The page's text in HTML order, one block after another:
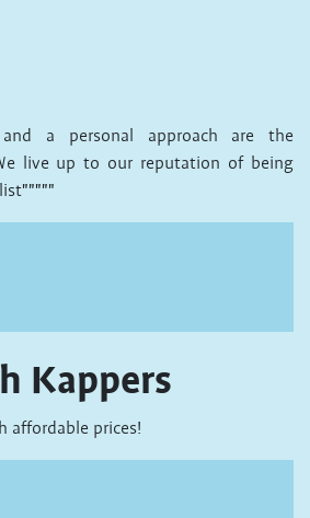
and a personal approach are the
live up to our reputation of being
Kappers
affordable prices!